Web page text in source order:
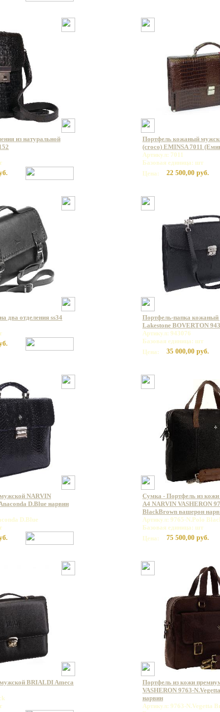
из натуральной
Портфель кожаный
(croco) EMINSA 7011
Артикул: 7011
Базовая единица: шт
Цена:
22 500,00 руб.
два отделения ss34
Портфель-папка кожаный
Lakestone BOVERTON
Артикул: 943076
Базовая единица: шт
Цена:
35 000,00 руб.
NARVIN
D.Blue нарвин
D.Blue
Сумка - Портфель из кожи
А4 NARVIN VASHERON
BlackBrown вашерон
Артикул: 9765-N.Polo
Базовая единица: шт
Цена:
75 500,00 руб.
BRIALDI Ameca
Портфель из кожи
VASHERON 9763-
нарвин
Артикул: 9763-N.Vegetta